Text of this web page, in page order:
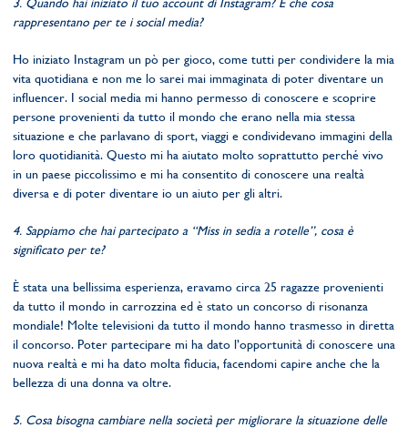
rappresentano per te i social media?
Ho iniziato Instagram un pò per gioco, come tutti per condividere la mia
vita quotidiana e non me lo sarei mai immaginata di poter diventare un
influencer. I social media mi hanno permesso di conoscere e scoprire
persone provenienti da tutto il mondo che erano nella mia stessa
situazione e che parlavano di sport, viaggi e condividevano immagini della
loro quotidianità. Questo mi ha aiutato molto soprattutto perché vivo
in un paese piccolissimo e mi ha consentito di conoscere una realtà
diversa e di poter diventare io un aiuto per gli altri.
4. Sappiamo che hai partecipato a “Miss in sedia a rotelle”, cosa è
significato per te?
È stata una bellissima esperienza, eravamo circa 25 ragazze provenienti
da tutto il mondo in carrozzina ed è stato un concorso di risonanza
mondiale! Molte televisioni da tutto il mondo hanno trasmesso in diretta
il concorso. Poter partecipare mi ha dato l’opportunità di conoscere una
nuova realtà e mi ha dato molta fiducia, facendomi capire anche che la
bellezza di una donna va oltre.
5. Cosa bisogna cambiare nella società per migliorare la situazione delle